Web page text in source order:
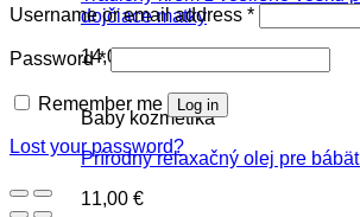
dojčiace matky
14,00
Baby kozmetika
Prírodný relaxačný olej pre
11,00 €
Username or email address *
Password*
Remember me Log in
Lost your password?